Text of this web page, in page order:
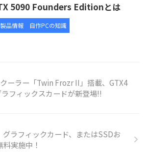
5090 Founders Editionとは
品情報 自作PCの知識
ーラー「Twin Frozr II」搭載、GTX4
フィックスカードが新登場!!
グラフィックカード、またはSSDお
実施中！